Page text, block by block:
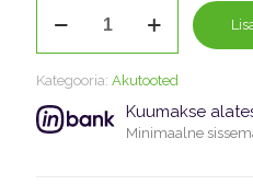
Husqvarna
aku
ja
laadijaga
Kategooria: Akutooted
Kuumakse
Minimaalne